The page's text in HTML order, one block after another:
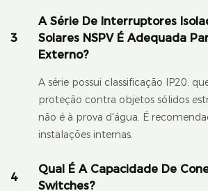
3
A Série De Interruptores
Solares NSPV É Adequada
Externo?
A série possui classificação IP20,
proteção contra objetos sólidos
não é à prova d'água. É
instalações internas.
4
Qual É A Capacidade De
Switches?